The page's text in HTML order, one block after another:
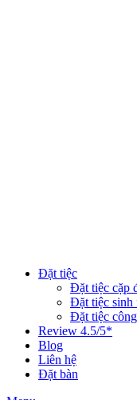
Đặt tiệc
Đặt tiệc cặp
Đặt tiệc sinh
Đặt tiệc
Review 4.5/5*
Blog
Liên hệ
Đặt bàn